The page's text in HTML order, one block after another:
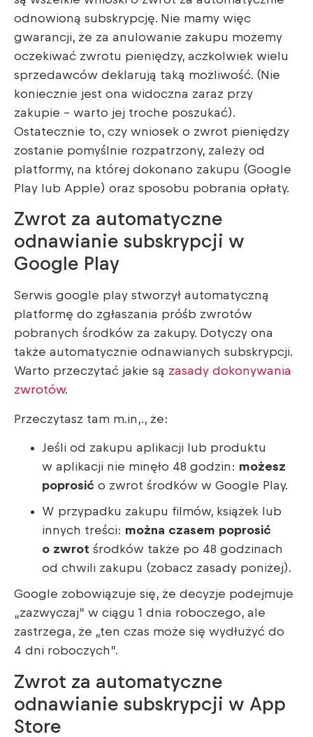
odnowioną subskrypcję. Nie mamy więc
gwarancji, że za anulowanie zakupu możemy
oczekiwać zwrotu pieniędzy, aczkolwiek wielu
sprzedawców deklarują taką możliwość. (Nie
koniecznie jest ona widoczna zaraz przy
zakupie – warto jej troche poszukać).
Ostatecznie to, czy wniosek o zwrot pieniędzy
zostanie pomyślnie rozpatrzony, zależy od
platformy, na której dokonano zakupu (Google
Play lub Apple) oraz sposobu pobrania opłaty.
Zwrot za automatyczne
odnawianie subskrypcji w
Google Play
Serwis google play stworzył automatyczną
platformę do zgłaszania próśb zwrotów
pobranych środków za zakupy. Dotyczy ona
także automatycznie odnawianych subskrypcji.
Warto przeczytać jakie są zasady dokonywania
zwrotów.
Przeczytasz tam m.in,., że:
Jeśli od zakupu aplikacji lub produktu
w aplikacji nie minęło 48 godzin: możesz
poprosić o zwrot środków w Google Play.
W przypadku zakupu filmów, książek lub
innych treści: można czasem poprosić
o zwrot środków także po 48 godzinach
od chwili zakupu (zobacz zasady poniżej).
Google zobowiązuje się, że decyzje podejmuje
„zazwyczaj” w ciągu 1 dnia roboczego, ale
zastrzega, że „ten czas może się wydłużyć do
4 dni roboczych”.
Zwrot za automatyczne
odnawianie subskrypcji w App
Store